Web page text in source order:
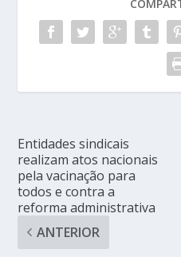
Entidades sindicais
realizam atos nacionais
pela vacinação para
todos e contra a
reforma administrativa
ANTERIOR